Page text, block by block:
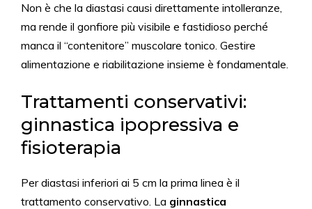
Non è che la diastasi causi direttamente intolleranze,
ma rende il gonfiore più visibile e fastidioso perché
manca il “contenitore” muscolare tonico. Gestire
alimentazione e riabilitazione insieme è fondamentale.
Trattamenti conservativi:
ginnastica ipopressiva e
fisioterapia
Per diastasi inferiori ai 5 cm la prima linea è il
trattamento conservativo. La ginnastica